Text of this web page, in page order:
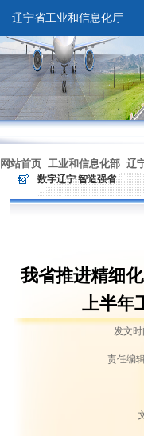
网站首页 工业和信息化部 辽
无障碍浏览
辽宁省工业和信息化厅
> 数字辽宁 智造强省
我省推进精细
上半年
发文时
责任编